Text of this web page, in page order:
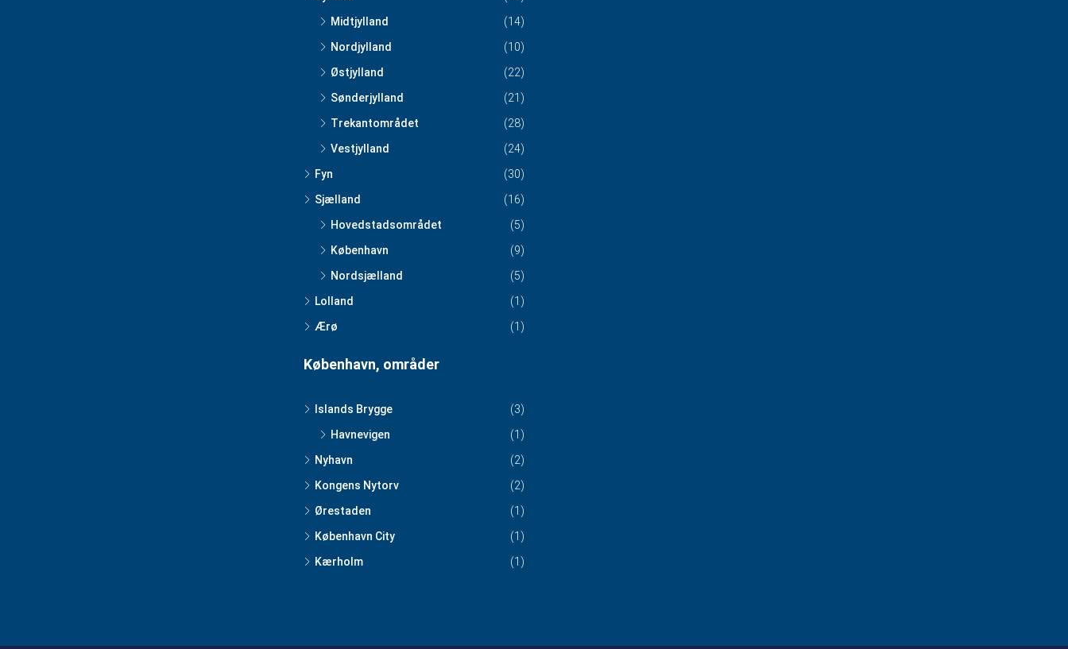
Midtjylland
(14)
Nordjylland
(10)
Østjylland
(22)
Sønderjylland
(21)
Trekantområdet
(28)
Vestjylland
(24)
Fyn
(30)
Sjælland
(16)
Hovedstadsområdet
(5)
København
(9)
Nordsjælland
(5)
Lolland
(1)
Ærø
(1)
København, områder
Islands Brygge
(3)
Havnevigen
(1)
Nyhavn
(2)
Kongens Nytorv
(2)
Ørestaden
(1)
København City
(1)
Kærholm
(1)